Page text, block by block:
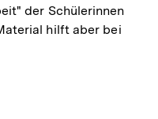
der Schülerinnen
hilft aber bei